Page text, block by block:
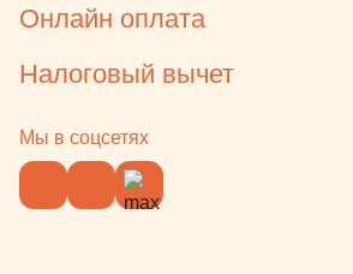
Онлайн оплата
Налоговый вычет
Мы в соцсетях